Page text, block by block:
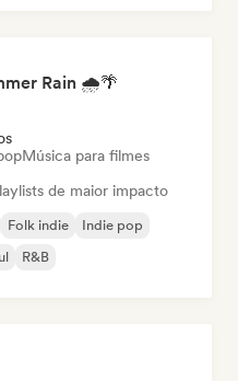
Rain 🌧️🌴
Música para filmes
de maior impacto
Folk indie
Indie pop
R&B